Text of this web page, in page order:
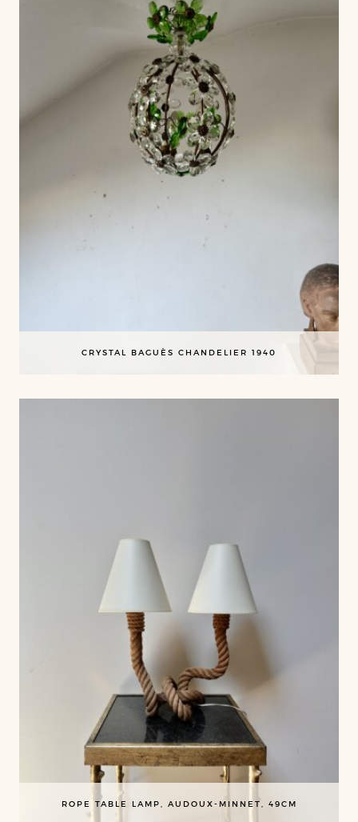
CRYSTAL BAGUÈS CHANDELIER 1940
ROPE TABLE LAMP, AUDOUX-MINNET, 49CM